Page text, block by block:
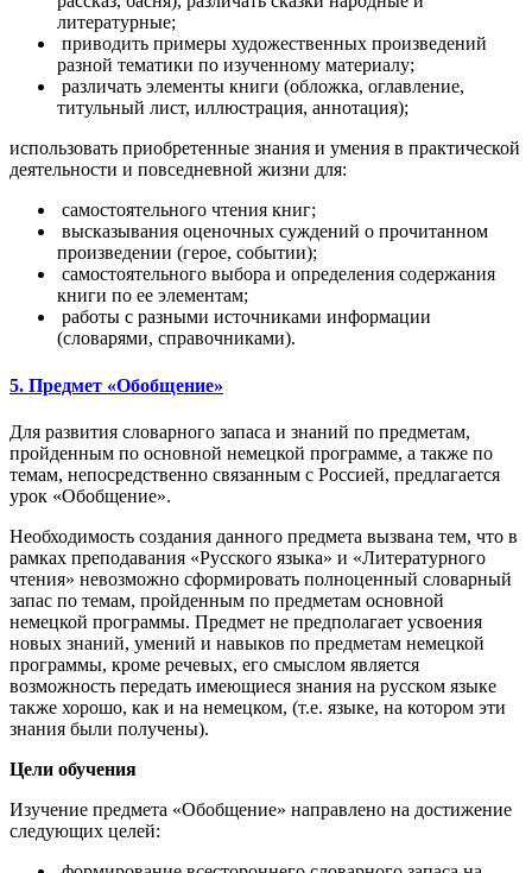
литературные;
приводить примеры художественных произведений
разной тематики по изученному материалу;
различать элементы книги (обложка, оглавление,
титульный лист, иллюстрация, аннотация);
использовать приобретенные знания и умения в практической
деятельности и повседневной жизни для:
самостоятельного чтения книг;
высказывания оценочных суждений о прочитанном
произведении (герое, событии);
самостоятельного выбора и определения содержания
книги по ее элементам;
работы с разными источниками информации
(словарями, справочниками).
5. Предмет «Обобщение»
Для развития словарного запаса и знаний по предметам,
пройденным по основной немецкой программе, а также по
темам, непосредственно связанным с Россией, предлагается
урок «Обобщение».
Необходимость создания данного предмета вызвана тем, что в
рамках преподавания «Русского языка» и «Литературного
чтения» невозможно сформировать полноценный словарный
запас по темам, пройденным по предметам основной
немецкой программы. Предмет не предполагает усвоения
новых знаний, умений и навыков по предметам немецкой
программы, кроме речевых, его смыслом является
возможность передать имеющиеся знания на русском языке
также хорошо, как и на немецком, (т.е. языке, на котором эти
знания были получены).
Цели обучения
Изучение предмета «Обобщение» направлено на достижение
следующих целей: